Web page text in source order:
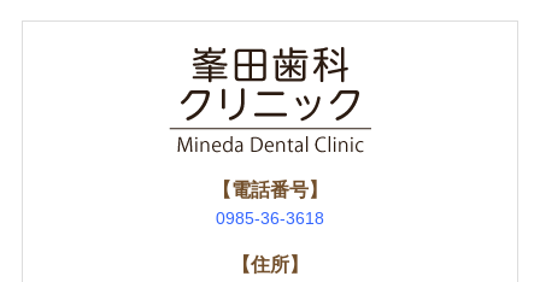
【電話番号】
0985-36-3618
【住所】